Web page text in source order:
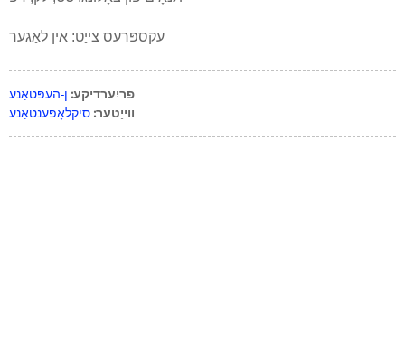
עקספּרעס צייַט: אין לאַגער
פֿריִערדיקע: ן-העפּטאַנע
ווייַטער: סיקלאָפּענטאַנע